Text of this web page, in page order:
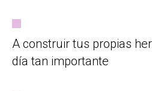
A construir tus propias
día tan importante